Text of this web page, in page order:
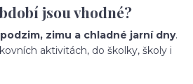
jsou vhodné?
podzim, zimu a chladné jarní dny.
aktivitách, do školky, školy i